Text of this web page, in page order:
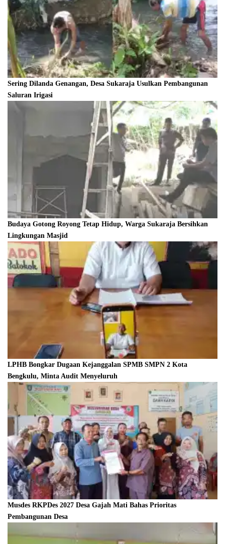
Sering Dilanda Genangan, Desa Sukaraja Usulkan Pembangunan
Saluran Irigasi
Budaya Gotong Royong Tetap Hidup, Warga Sukaraja Bersihkan
Lingkungan Masjid
LPHB Bongkar Dugaan Kejanggalan SPMB SMPN 2 Kota
Bengkulu, Minta Audit Menyeluruh
Musdes RKPDes 2027 Desa Gajah Mati Bahas Prioritas
Pembangunan Desa